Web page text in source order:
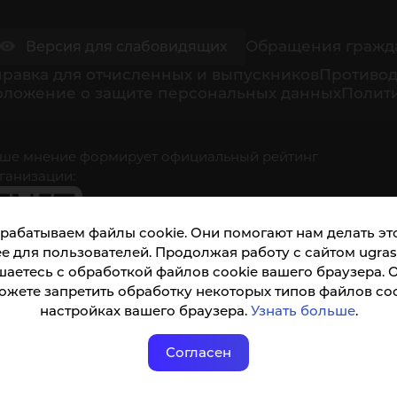
файлы cookie. Они помогают нам делать
для пользователей. Продолжая работу с сайтом
с обработкой файлов cookie вашего браузера.
запретить обработку некоторых типов файлов
настройках вашего браузера. Узнать больше.
Согласен
мнение формирует официальный рейтинг
доступна по QR-коду, а так же по прямой